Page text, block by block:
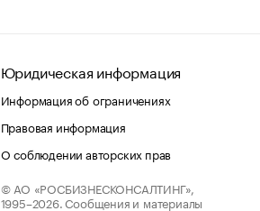
Юридическая информация
Информация об ограничениях
Правовая информация
О соблюдении авторских прав
© АО «РОСБИЗНЕСКОНСАЛТИНГ»,
1995–2026. Сообщения и материалы